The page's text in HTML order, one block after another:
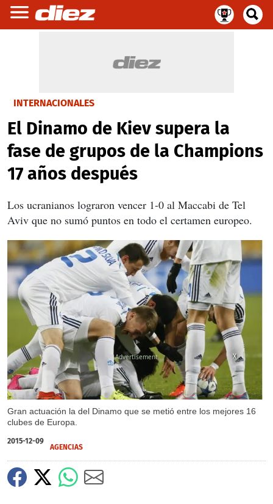
INTERNACIONALES
El Dinamo de Kiev supera la
fase de grupos de la Champions
17 años después
Los ucranianos lograron vencer 1-0 al Maccabi de Tel
Aviv que no sumó puntos en todo el certamen europeo.
Gran actuación la del Dinamo que se metió entre los mejores 16
clubes de Europa.
X
X
2015-12-09
AGENCIAS